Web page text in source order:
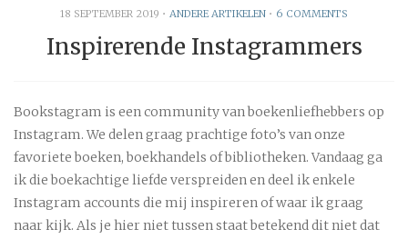
18 SEPTEMBER 2019 • ANDERE ARTIKELEN • 6 COMMENTS
Inspirerende Instagrammers
Bookstagram is een community van boekenliefhebbers op
Instagram. We delen graag prachtige foto’s van onze
favoriete boeken, boekhandels of bibliotheken. Vandaag ga
ik die boekachtige liefde verspreiden en deel ik enkele
Instagram accounts die mij inspireren of waar ik graag
naar kijk. Als je hier niet tussen staat betekend dit niet dat